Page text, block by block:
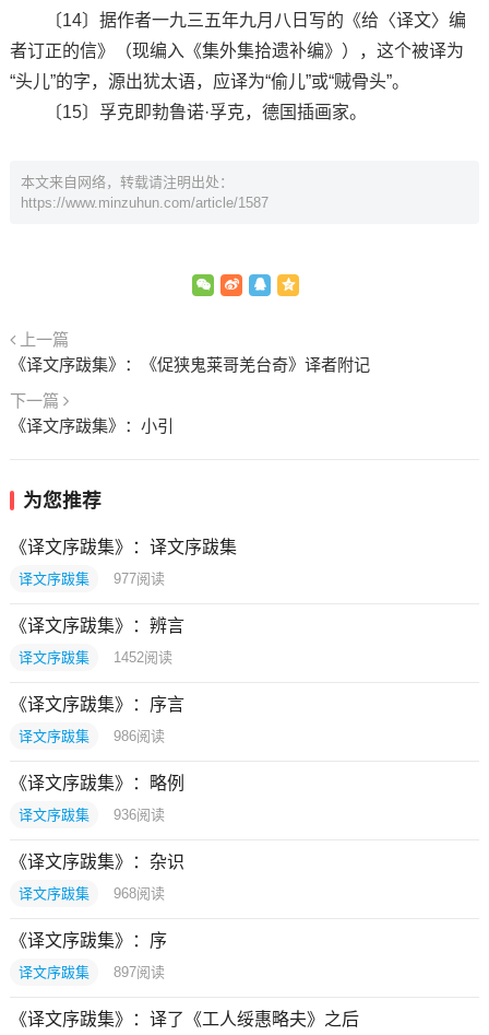
〔14〕据作者一九三五年九月八日写的《给〈译文〉编
者订正的信》（现编入《集外集拾遗补编》），这个被译为
“头儿”的字，源出犹太语，应译为“偷儿”或“贼骨头”。
〔15〕孚克即勃鲁诺·孚克，德国插画家。
本文来自网络，转载请注明出处：
https://www.minzuhun.com/article/1587
上一篇
《译文序跋集》：《促狭鬼莱哥羌台奇》译者附记
下一篇
《译文序跋集》：小引
为您推荐
《译文序跋集》：译文序跋集
译文序跋集 977阅读
《译文序跋集》：辨言
译文序跋集 1452阅读
《译文序跋集》：序言
译文序跋集 986阅读
《译文序跋集》：略例
译文序跋集 936阅读
《译文序跋集》：杂识
译文序跋集 968阅读
《译文序跋集》：序
译文序跋集 897阅读
《译文序跋集》：译了《工人绥惠略夫》之后